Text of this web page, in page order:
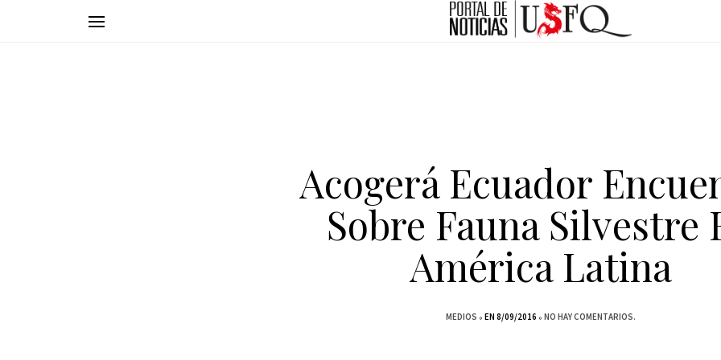
Acogerá Ecuador
Sobre Fauna Silvestre
América Latina
MEDIOS EN 8/09/2016 NO HAY COMENTARIOS.